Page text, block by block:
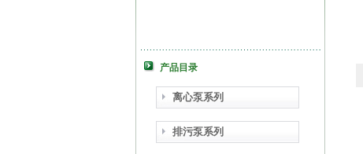
产品目录
离心泵系列
排污泵系列